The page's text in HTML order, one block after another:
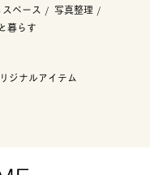
ペース
写真整理
暮らす
ジナルアイテム